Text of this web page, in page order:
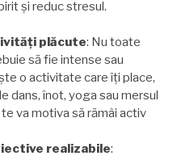
și reduc stresul.
plăcute: Nu toate
să fie intense sau
o activitate care îți place,
dans, înot, yoga sau mersul
va motiva să rămâi activ
realizabile: